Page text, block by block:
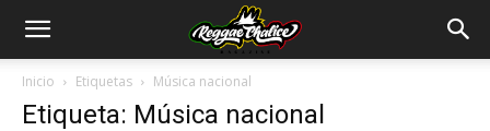
Inicio Etiquetas Música nacional
Etiqueta: Música nacional